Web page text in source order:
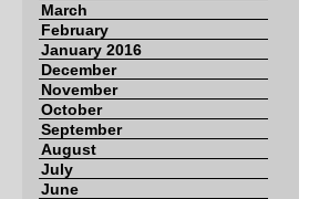
March
February
January 2016
December
November
October
September
August
July
June